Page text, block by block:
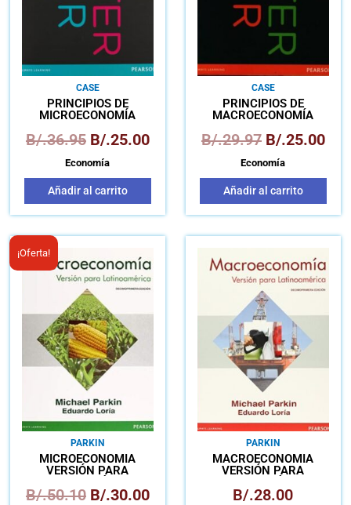
CASE
PRINCIPIOS DE
MICROECONOMÍA
B/.36.95 B/.25.00
Economía
Añadir al carrito
CASE
PRINCIPIOS DE
MACROECONOMÍA
B/.29.97 B/.25.00
Economía
Añadir al carrito
¡Oferta!
PARKIN
MICROECONOMÍA
VERSIÓN PARA
B/.50.10
precio
original
era:
B/.50.10.
B/.30.00
precio
actual
PARKIN
MACROECONOMÍA
VERSIÓN PARA
B/.28.00